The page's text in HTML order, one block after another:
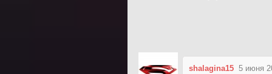
shalagina15 5 июня